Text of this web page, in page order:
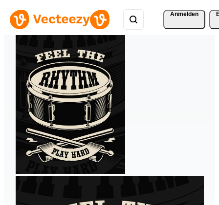
Anmelden